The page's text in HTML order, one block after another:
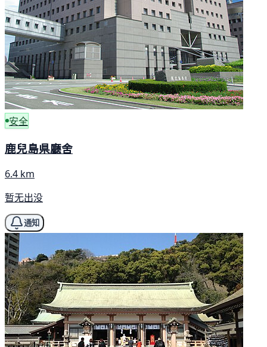
安全
鹿兒島県廳舍
6.4 km
暂无出没
通知